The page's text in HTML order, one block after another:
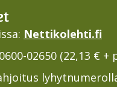
Nettikolehti.fi
02650 (22,13 € +